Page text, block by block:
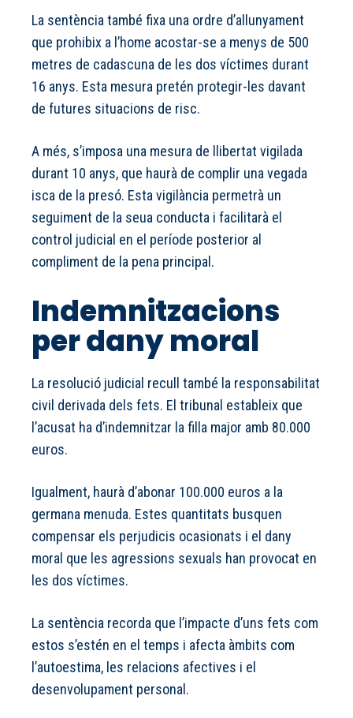
La sentència també fixa una ordre d’allunyament
que prohibix a l’home acostar-se a menys de 500
metres de cadascuna de les dos víctimes durant
16 anys. Esta mesura pretén protegir-les davant
de futures situacions de risc.
A més, s’imposa una mesura de llibertat vigilada
durant 10 anys, que haurà de complir una vegada
isca de la presó. Esta vigilància permetrà un
seguiment de la seua conducta i facilitarà el
control judicial en el període posterior al
compliment de la pena principal.
Indemnitzacions
per dany moral
La resolució judicial recull també la responsabilitat
civil derivada dels fets. El tribunal estableix que
l’acusat ha d’indemnitzar la filla major amb 80.000
euros.
Igualment, haurà d’abonar 100.000 euros a la
germana menuda. Estes quantitats busquen
compensar els perjudicis ocasionats i el dany
moral que les agressions sexuals han provocat en
les dos víctimes.
La sentència recorda que l’impacte d’uns fets com
estos s’estén en el temps i afecta àmbits com
l’autoestima, les relacions afectives i el
desenvolupament personal.